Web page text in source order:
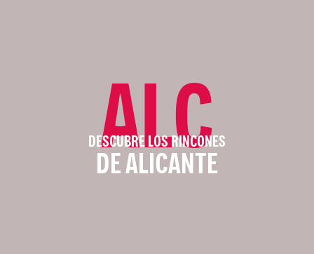
ALC
DESCUBRE LOS RINCONES
DE ALICANTE